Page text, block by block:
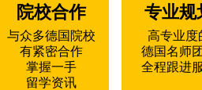
院校合作
与众多德国院校
有紧密合作
掌握一手
留学资讯
专业规
高专业度
德国名师
全程跟进